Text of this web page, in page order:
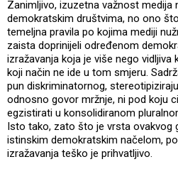
Zanimljivo, izuzetna važnost medija
demokratskim društvima, no ono
temeljna pravila po kojima mediji
zaista doprinijeli određenom
izražavanja koja je više nego vidljiva
koji način ne ide u tom smjeru.
pun diskriminatornog,
odnosno govor mržnje, ni pod koju
egzistirati u konsolidiranom
Isto tako, zato što je vrsta ovakvog
istinskim demokratskim načelom,
izražavanja teško je prihvatljivo.